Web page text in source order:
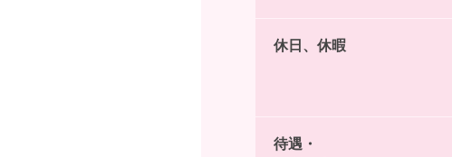
休日、休暇
待遇・